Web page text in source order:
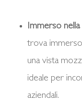
Immerso
trova
una vista
ideale per
aziendali.